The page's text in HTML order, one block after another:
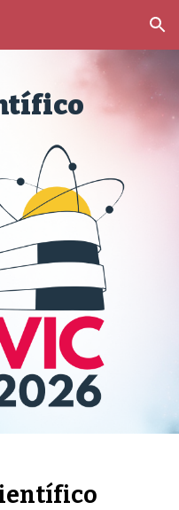
Skip to navigation